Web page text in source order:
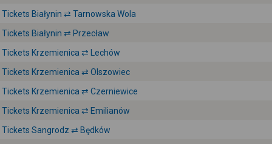
Tickets Białynin ⇄ Tarnowska Wola
Tickets Białynin ⇄ Przecław
Tickets Krzemienica ⇄ Lechów
Tickets Krzemienica ⇄ Olszowiec
Tickets Krzemienica ⇄ Czerniewice
Tickets Krzemienica ⇄ Emilianów
Tickets Sangrodz ⇄ Będków